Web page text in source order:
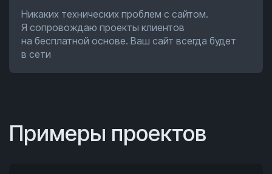
Никаких технических проблем с сайтом.
Я сопровождаю проекты клиентов
на бесплатной основе. Ваш сайт всегда будет
в сети
Примеры проектов